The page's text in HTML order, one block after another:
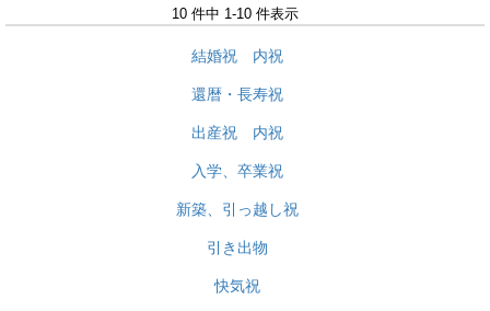
10 件中 1-10 件表示
結婚祝 内祝
還暦・長寿祝
出産祝 内祝
入学、卒業祝
新築、引っ越し祝
引き出物
快気祝